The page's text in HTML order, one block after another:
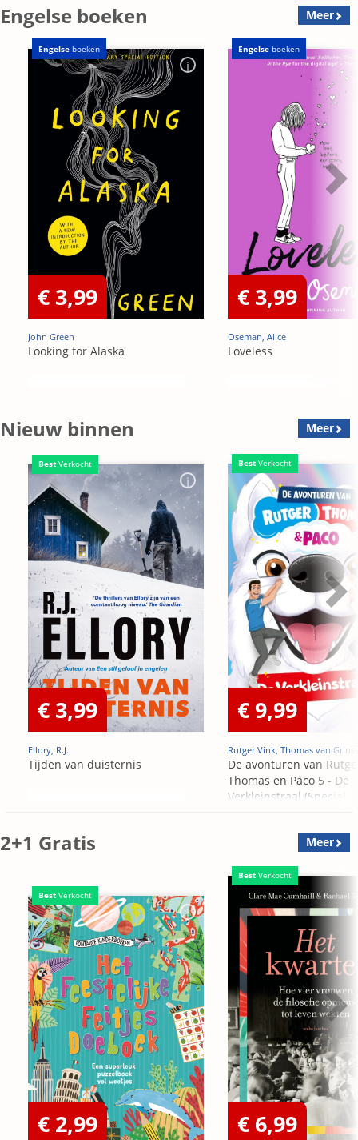
Engelse boeken Meer
Engelse boeken
€ 3,99
John Green
Looking for Alaska
Engelse boeken
€ 3,99
Oseman, Alice
Loveless
Nieuw binnen Meer
Best Verkocht
€ 3,99
Ellory, R.J.
Tijden van duisternis
Best Verkocht
€ 9,99
Rutger Vink, Thomas van
De avonturen van
Thomas en Paco 5 - De
Verkleinstraal (Special
2+1 Gratis Meer
Best Verkocht
€ 2,99
Best Verkocht
€ 6,99